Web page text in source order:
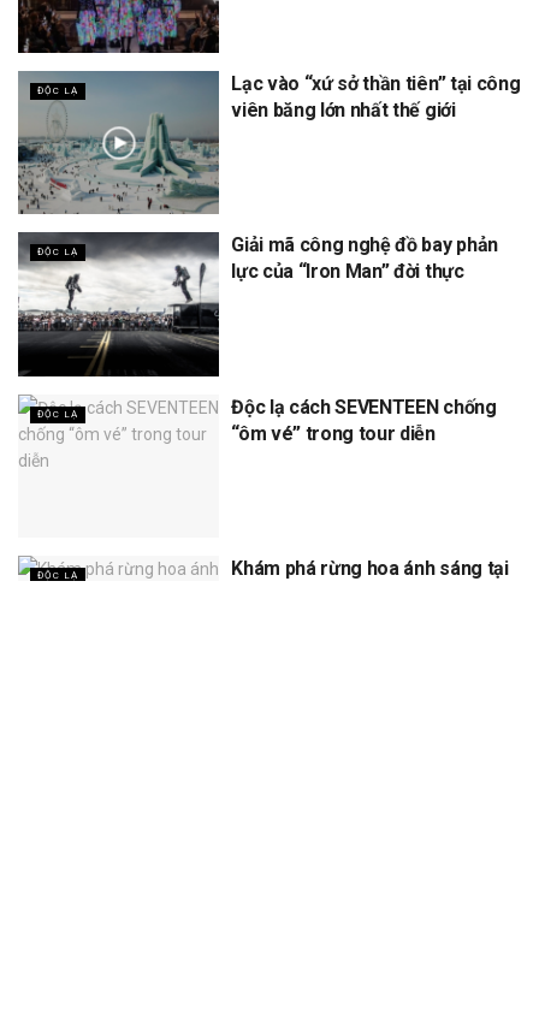
ĐỘC LẠ
Lạc vào “xứ sở thần tiên” tại công
viên băng lớn nhất thế giới
ĐỘC LẠ
Giải mã công nghệ đồ bay phản
lực của “Iron Man” đời thực
ĐỘC LẠ
Độc lạ cách SEVENTEEN chống
“ôm vé” trong tour diễn
ĐỘC LẠ
Khám phá rừng hoa ánh sáng tại